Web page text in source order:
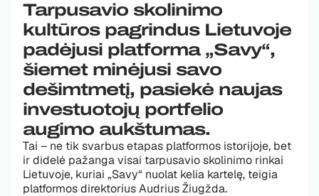
Tarpusavio skolinimo
kultūros pagrindus Lietuvoje
padėjusi platforma „Savy“,
šiemet minėjusi savo
dešimtmetį, pasiekė naujas
investuotojų portfelio
augimo aukštumas.
Tai – ne tik svarbus etapas platformos istorijoje, bet
ir didelė pažanga visai tarpusavio skolinimo rinkai
Lietuvoje, kuriai „Savy“ nuolat kelia kartelę, teigia
platformos direktorius Audrius Žiugžda.